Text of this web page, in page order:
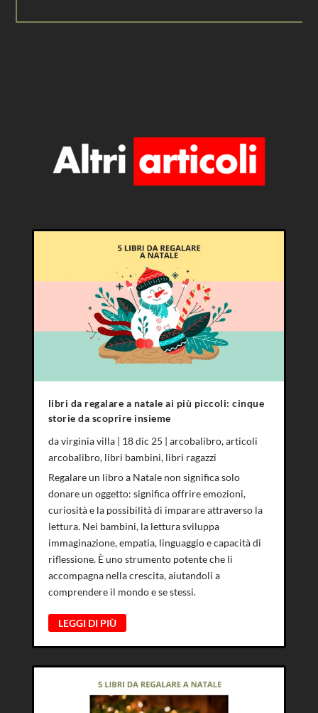
libri da regalare a natale ai più piccoli: cinque
storie da scoprire insieme
davirginia villa| 18 dic 25 | arcobalibro,articoli
arcobalibro, libri bambini, libri ragazzi
Regalare un libro a Natale non significa solo
donare un oggetto: significa offrire emozioni,
curiosità e la possibilità di imparare attraverso la
lettura. Nei bambini, la lettura sviluppa
immaginazione, empatia, linguaggio e capacità di
riflessione. È uno strumento potente che li
accompagna nella crescita, aiutandoli a
comprendere il mondo e se stessi.
LEGGI DI PIÙ